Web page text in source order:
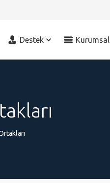
Destek Kurumsal